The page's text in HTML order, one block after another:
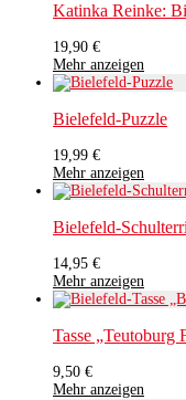
Katinka Reinke:
19,90 €
Mehr anzeigen
Bielefeld-Puzzle
19,99 €
Mehr anzeigen
Bielefeld-
14,95 €
Mehr anzeigen
Tasse „Teutoburg
9,50 €
Mehr anzeigen